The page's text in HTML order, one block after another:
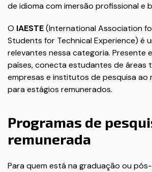
de idioma com imersão profissional e
O IAESTE(International Association
Students for Technical Experience) é
relevantes nessa categoria. Presente
países, conecta estudantes de áreas
empresas e institutos de pesquisa ao
para estágios remunerados.
Programas de
remunerada
Para quem está na graduação ou